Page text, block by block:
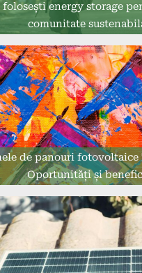
folosești energy storage
comunitate
de panouri fotovoltaice
Oportunități și